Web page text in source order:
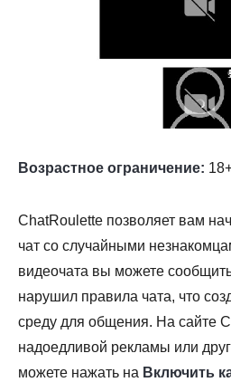
Возрастное ограничение:
ChatRoulette позволяет вам
чат со случайными
видеочата вы можете
нарушил правила чата, что
среду для общения. На сайте
надоедливой рекламы или
можете нажать на Включить